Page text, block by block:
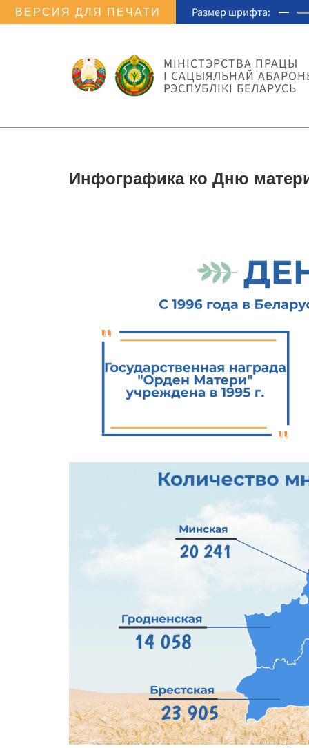
ВЕРСИЯ ДЛЯ ПЕЧАТИ Размер шрифта:
МIНIСТЭРСТВА ПРАЦЫ
I САЦЫЯЛЬНАЙ
РЭСПУБЛІКІ БЕЛАРУСЬ
Инфографика ко Дню